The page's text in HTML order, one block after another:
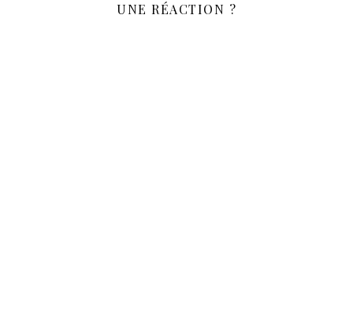
UNE RÉACTION ?